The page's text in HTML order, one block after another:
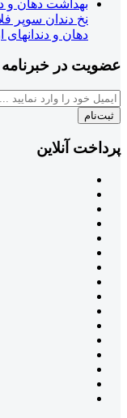
نخ دندان سوپر
دهان و
عضویت در خبرنامه
ثبت‌نام
پرداخت آنلاین